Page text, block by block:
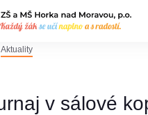
Aktuality
v sálové